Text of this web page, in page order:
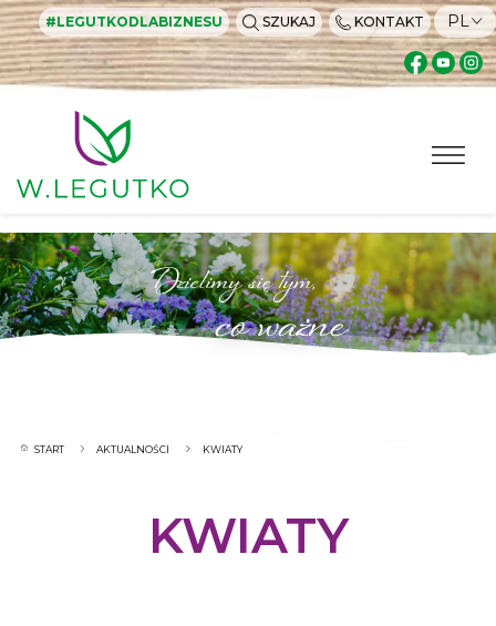
#LEGUTKODLABIZNESU SZUKAJ KONTAKT PL
Dzielimy się tym,
co ważne
START AKTUALNOŚCI KWIATY
KWIATY